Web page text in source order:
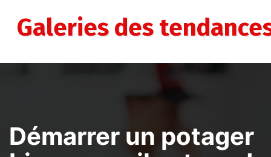
contenuGaleries des
Démarrer un potager